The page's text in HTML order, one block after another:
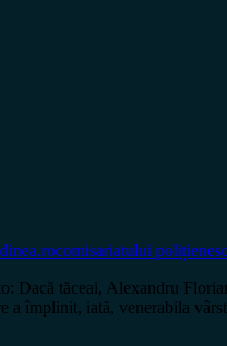
comisariatului
tăceai, Alexandru
a împlinit, iată, venerabila